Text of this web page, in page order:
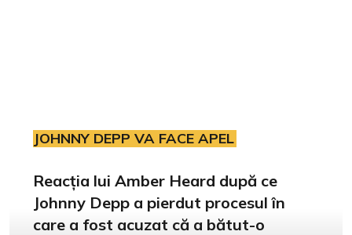
JOHNNY DEPP VA FACE APEL
Reacția lui Amber Heard după ce
Johnny Depp a pierdut procesul în
care a fost acuzat că a bătut-o